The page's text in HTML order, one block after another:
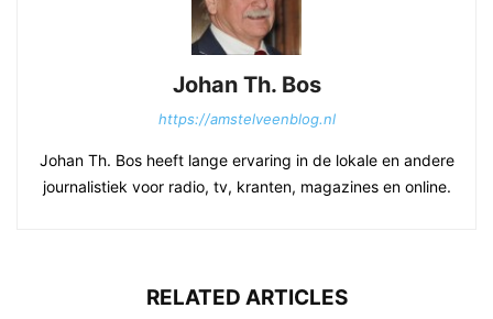
Johan Th. Bos
https://amstelveenblog.nl
Johan Th. Bos heeft lange ervaring in de lokale en andere
journalistiek voor radio, tv, kranten, magazines en online.
RELATED ARTICLES